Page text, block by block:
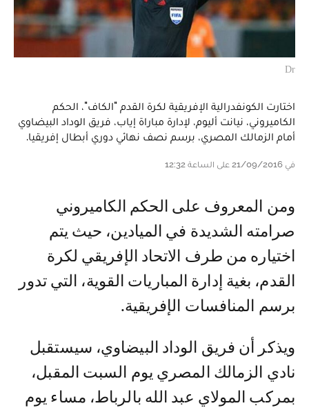
Dr
اختارت الكونفدرالية الإفريقية لكرة القدم "الكاف"، الحكم
الكاميروني، نيانت أليوم، لإدارة مباراة إياب، فريق الوداد البيضاوي
أمام الزمالك المصري، برسم نصف نهائي دوري أبطال إفريقيا.
في 21/09/2016 على الساعة 12:32
ومن المعروف على الحكم الكاميروني
صرامته الشديدة في الميادين، حيث يتم
اختياره من طرف الاتحاد الإفريقي لكرة
القدم، بغية إدارة المباريات القوية، التي تدور
برسم المنافسات الإفريقية.
ويذكر أن فريق الوداد البيضاوي، سيستقبل
نادي الزمالك المصري يوم السبت المقبل،
بمركب المولاي عبد الله بالرباط، مساء يوم